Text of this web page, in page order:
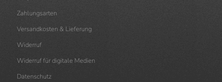
Zahlungsarten
Versandkosten & Lieferung
Widerruf
Widerruf für digitale Medien
Datenschutz